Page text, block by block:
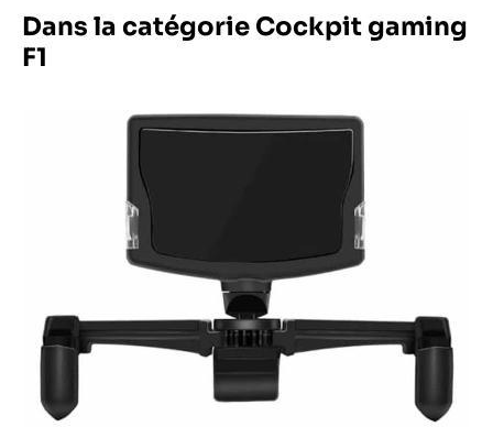
Dans la catégorie Cockpit gaming
F1